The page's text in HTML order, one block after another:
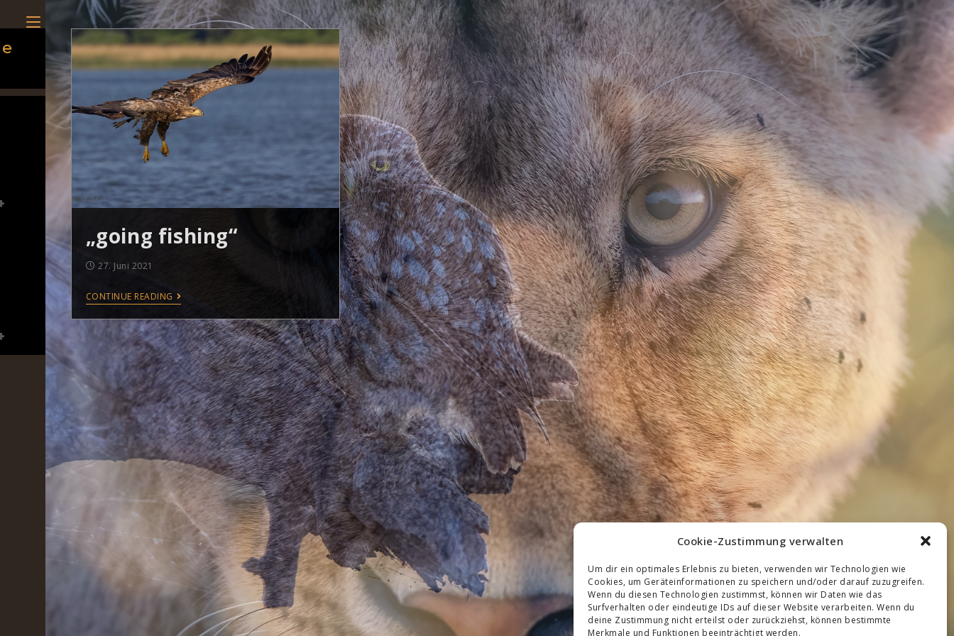
Cookie-Zustimmung verwalten
Um dir ein optimales Erlebnis zu bieten, verwenden wir Technologien wie
Cookies, um Geräteinformationen zu speichern und/oder darauf zuzugreifen.
Wenn du diesen Technologien zustimmst, können wir Daten wie das
Surfverhalten oder eindeutige IDs auf dieser Website verarbeiten. Wenn du
deine Zustimmung nicht erteilst oder zurückziehst, können bestimmte
Merkmale und Funktionen beeinträchtigt werden.
„going fishing“
27. Juni 2021
CONTINUE READING